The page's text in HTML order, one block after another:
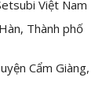
Việt Nam
Thành phố
Cẩm Giàng,